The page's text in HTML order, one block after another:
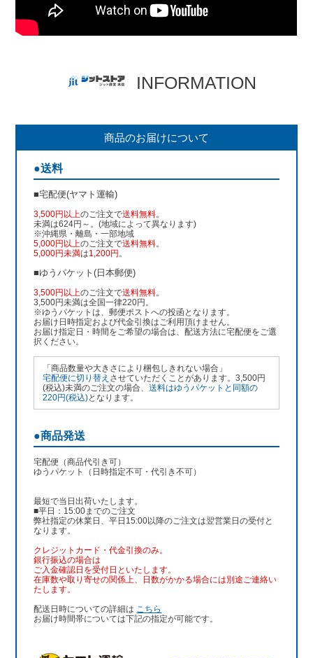
INFORMATION
商品のお届けについて
●送料
■宅配便(ヤマト運輸)
3,500円以上のご注文で送料無料。
未満は624円～。(地域によって異なります)
※沖縄県・離島・一部地域
5,000円以上のご注文で送料無料。
5,000円未満は1,200円 。
■ゆうパケット(日本郵便)
3,500円以上のご注文で送料無料。
3,500円未満は全国一律220円。
※ゆうパケットは、郵便ポストへの投函となります。
お届け日時指定および代金引換はご利用頂けません。
お届け指定日・時間をご希望の場合は、配送方法に宅配便をご選
択ください。
「商品数量や大きさにより梱包しきれない場合」
宅配便に切り替え させていただくことがあります。3,500円
(税込)未満のご注文の場合、送料はゆうパケットと同額の
220円(税込)となります。
●商品発送
宅配便（商品代引き可）
ゆうパケット（日時指定不可・代引き不可）
最短で当日出荷いたします。
■平日：15:00までのご注文
弊社指定の休業日、平日15:00以降のご注文は翌営業日の受付と
なります。
クレジットカード・代金引換のみ。
銀行振込の場合は
ご入金確認日を受付日といたします。
在庫数や取り寄せの関係上、日数がかかる場合には別途ご連絡い
たします。
配送日時についての詳細は こちら
お届け時間帯については下記の指定が可能です。